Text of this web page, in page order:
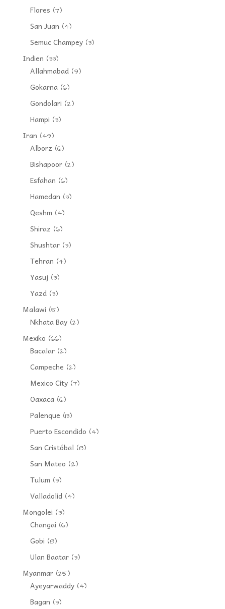
Flores (7)
San Juan (4)
Semuc Champey(3)
Indien (33)
Allahmabad(9)
Gokarna(6)
Gondolari (12)
Hampi (3)
Iran (49)
Alborz (6)
Bishapoor(2)
Esfahan (6)
Hamedan (3)
Qeshm (4)
Shiraz (6)
Shushtar(3)
Tehran (4)
Yasuj (3)
Yazd(3)
Malawi (5)
Nkhata Bay(2)
Mexiko (66)
Bacalar(2)
Campeche (2)
Mexico City(7)
Oaxaca(6)
Palenque (13)
Puerto Escondido (4)
San Cristóbal (8)
San Mateo (12)
Tulum (3)
Valladolid(4)
Mongolei (13)
Changai (6)
Gobi (8)
Ulan Baatar(3)
Myanmar(25)
Ayeyarwaddy(4)
Bagan (3)